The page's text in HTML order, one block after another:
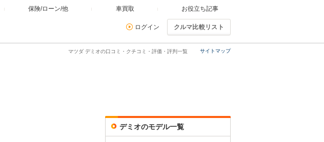
保険/ローン/他 車買取 お役立ち記事
ログイン クルマ比較リスト
サイトマップ
マツダ デミオの口コミ・クチコミ・評価・評判一覧
デミオのモデル一覧